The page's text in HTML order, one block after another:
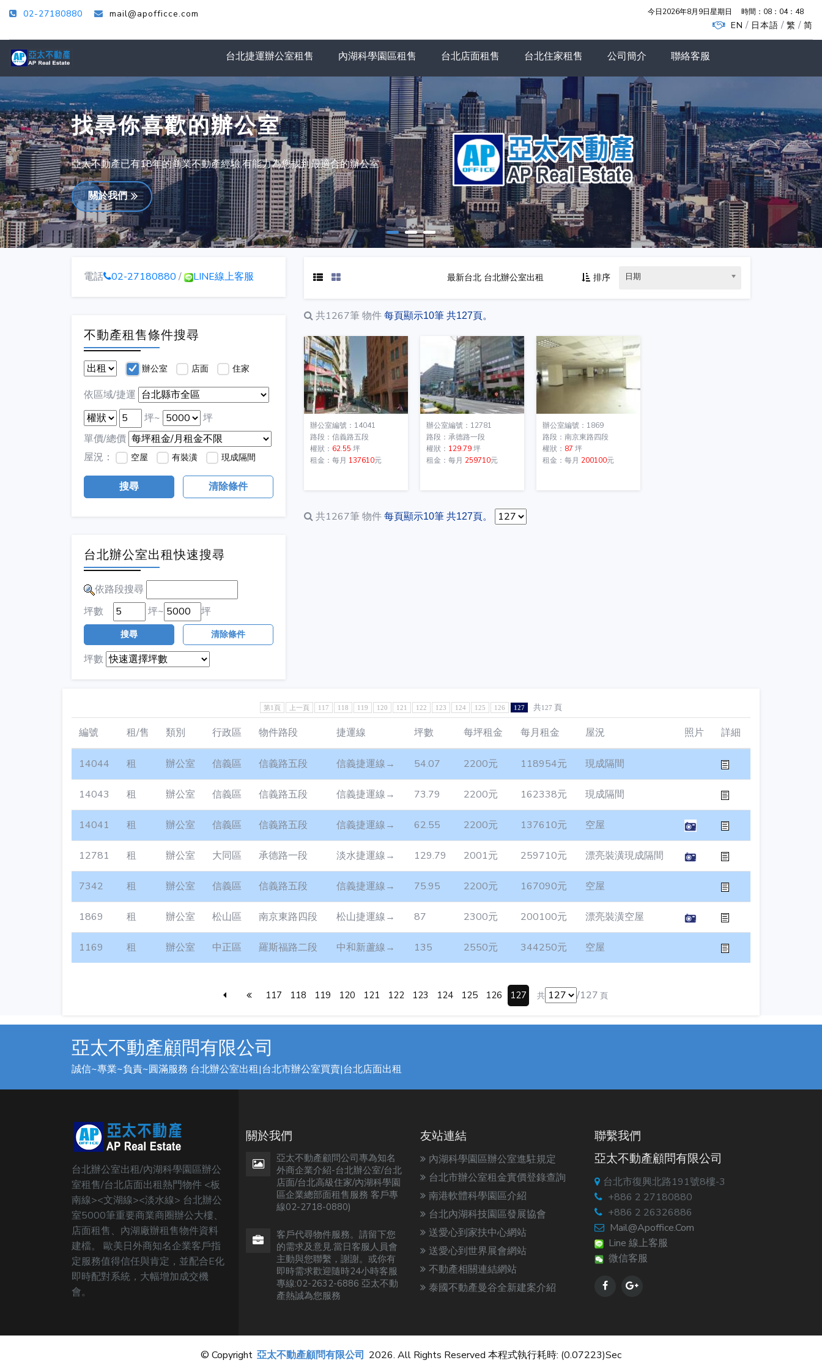
02-27180880 mail@apofficce.com 今日2026年8月9日星期日 時間： 08：04：49
EN / 日本語 / 繁 / 简
台北捷運辦公室租售 內湖科學園區租售 台北店面租售 台北住家租售 公司簡介 聯絡客服
找尋你喜歡的辦公室
亞太不動產已有18年的商業不動產經驗,有能力為您找到最適合的辦公室
關於我們
電話 02-27180880 / LINE線上客服
不動產租售條件搜尋
辦公室 店面 住家
依區域/捷運
坪~
坪
單價/總價
屋況：
空屋 有裝潢 現成隔間
搜尋 清除條件
台北辦公室出租快速搜尋
依路段搜尋
坪數
坪~ 坪
搜尋 清除條件
坪數
最新台北 台北辦公室出租 排序 日期
共1267筆 物件 每頁顯示10筆 共127頁。
辦公室編號：14041
路段：信義路五段
權狀： 62.55 坪
租金：每月 137610元
辦公室編號：12781
路段：承德路一段
權狀： 129.79坪
租金：每月 259710元
辦公室編號：1869
路段：南京東路四段
權狀： 87 坪
租金：每月 200100元
共1267筆 物件 每頁顯示10筆 共127頁。
第1頁 上一頁 117 118 119 120 121 122 123 124 125 126 127 共127 頁
編號 租/售 類別 行政區 物件路段 捷運線 坪數 每坪租金 每月租金 屋況 照片 詳細
14044 租 辦公室 信義區 信義路五段 信義捷運線→ 54.07 2200元 118954元 現成隔間
14043 租 辦公室 信義區 信義路五段 信義捷運線→ 73.79 2200元 162338元 現成隔間
14041 租 辦公室 信義區 信義路五段 信義捷運線→ 62.55 2200元 137610元 空屋
12781 租 辦公室 大同區 承德路一段 淡水捷運線→ 129.79 2001元 259710元 漂亮裝潢現成隔間
7342 租 辦公室 信義區 信義路五段 信義捷運線→ 75.95 2200元 167090元 空屋
1869 租 辦公室 松山區 南京東路四段 松山捷運線→ 87 2300元 200100元 漂亮裝潢空屋
1169 租 辦公室 中正區 羅斯福路二段 中和新蘆線→ 135 2550元 344250元 空屋
117 118 119 120 121 122 123 124 125 126 127 共 /127 頁
亞太不動產顧問有限公司
誠信~專業~負責~圓滿服務 台北辦公室出租|台北市辦公室買賣|台北店面出租
台北辦公室出租/內湖科學園區辦公
室租售/台北店面出租熱門物件 <板
南線><文湖線><淡水線> 台北辦公
室5000筆重要商業商圈辦公大樓、
店面租售、內湖廠辦租售物件資料
建檔。 歐美日外商知名企業客戶指
定服務值得信任與肯定，並配合E化
即時配對系統，大幅增加成交機
會。
關於我們
亞太不動產顧問公司專為知名
外商企業介紹-台北辦公室/台北
店面/台北高級住家/內湖科學園
區企業總部面租售服務 客戶專
線02-2718-0880)
客戶代尋物件服務。請留下您
的需求及意見.當日客服人員會
主動與您聯繫，謝謝。或你有
即時需求歡迎隨時24小時客服
專線:02-2632-6886 亞太不動
產熱誠為您服務
友站連結
內湖科學園區辦公室進駐規定
台北市辦公室租金實價登錄查詢
南港軟體科學園區介紹
台北內湖科技園區發展協會
送愛心到家扶中心網站
送愛心到世界展會網站
不動產相關連結網站
泰國不動產曼谷全新建案介紹
聯繫我們
亞太不動產顧問有限公司
台北市復興北路191號8樓-3
+886 2 27180880
+886 2 26326886
Mail@apoffice.com
Line 線上客服
微信客服
© Copyright 亞太不動產顧問有限公司 2026. All Rights Reserved 本程式執行耗時: (0.07223)sec